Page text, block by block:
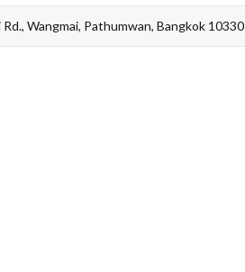
Wangmai, Pathumwan, Bangkok 10330